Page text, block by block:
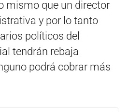
mismo que un director
y por lo tanto
políticos del
tendrán rebaja
podrá cobrar más